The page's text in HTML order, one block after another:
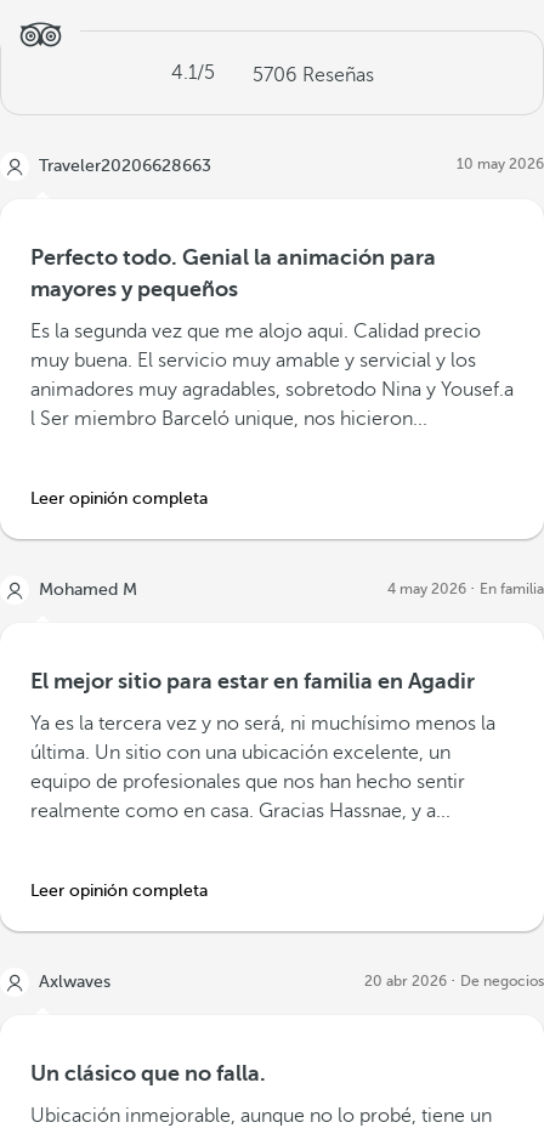
4.1/5 5706 Reseñas
Traveler20206628663 10 may 2026
Perfecto todo. Genial la animación para
mayores y pequeños
Es la segunda vez que me alojo aqui. Calidad precio
muy buena. El servicio muy amable y servicial y los
animadores muy agradables, sobretodo Nina y Yousef.a
l Ser miembro Barceló unique, nos hicieron...
Leer opinión completa
Mohamed M 4 may 2026 En familia
El mejor sitio para estar en familia en Agadir
Ya es la tercera vez y no será, ni muchísimo menos la
última. Un sitio con una ubicación excelente, un
equipo de profesionales que nos han hecho sentir
realmente como en casa. Gracias Hassnae, y a...
Leer opinión completa
Axlwaves 20 abr 2026 De negocios
Un clásico que no falla.
Ubicación inmejorable, aunque no lo probé, tiene un